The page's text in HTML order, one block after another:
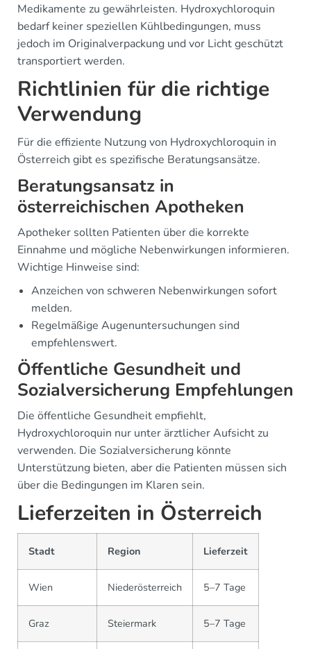
Medikamente zu gewährleisten. Hydroxychloroquin
bedarf keiner speziellen Kühlbedingungen, muss
jedoch im Originalverpackung und vor Licht geschützt
transportiert werden.
Richtlinien für die richtige
Verwendung
Für die effiziente Nutzung von Hydroxychloroquin in
Österreich gibt es spezifische Beratungsansätze.
Beratungsansatz in
österreichischen Apotheken
Apotheker sollten Patienten über die korrekte
Einnahme und mögliche Nebenwirkungen informieren.
Wichtige Hinweise sind:
Anzeichen von schweren Nebenwirkungen sofort
melden.
Regelmäßige Augenuntersuchungen sind
empfehlenswert.
Öffentliche Gesundheit und
Sozialversicherung Empfehlungen
Die öffentliche Gesundheit empfiehlt,
Hydroxychloroquin nur unter ärztlicher Aufsicht zu
verwenden. Die Sozialversicherung könnte
Unterstützung bieten, aber die Patienten müssen sich
über die Bedingungen im Klaren sein.
Lieferzeiten in Österreich
Stadt Region Lieferzeit
Wien Niederösterreich 5–7 Tage
Graz Steiermark 5–7 Tage